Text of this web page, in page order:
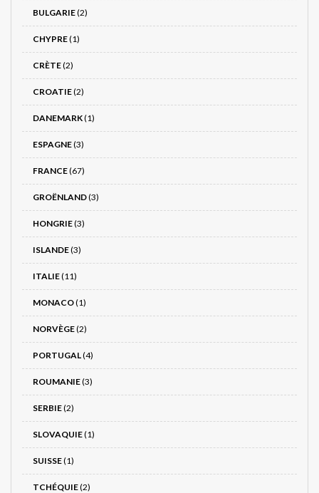
BULGARIE(2)
CHYPRE(1)
CRÈTE(2)
CROATIE(2)
DANEMARK(1)
ESPAGNE(3)
FRANCE(67)
GROËNLAND(3)
HONGRIE(3)
ISLANDE(3)
ITALIE(11)
MONACO(1)
NORVÈGE(2)
PORTUGAL(4)
ROUMANIE(3)
SERBIE(2)
SLOVAQUIE(1)
SUISSE(1)
TCHÉQUIE(2)